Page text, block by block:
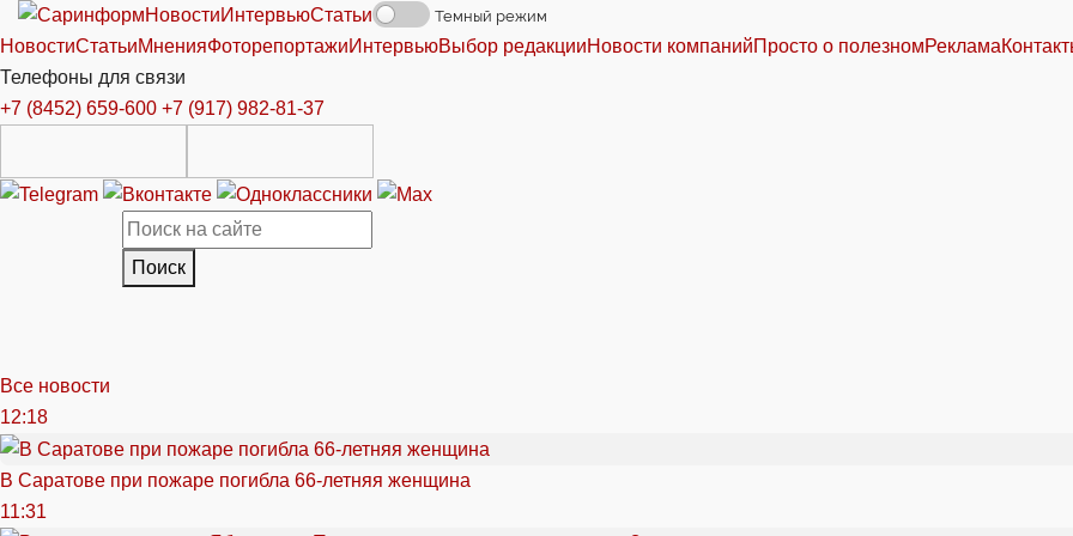
НовостиИнтервьюСтатьи Темный режим
НовостиСтатьиМненияФоторепортажиИнтервьюВыбор редакцииНовости компанийПросто о полезномРеклама
Телефоны для связи
+7 (8452) 659-600 +7 (917) 982-81-37
Поиск
Все новости
12:18
В Саратове при пожаре погибла 66-летняя женщина
11:31